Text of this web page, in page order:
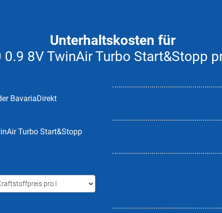
Unterhaltskosten für
0.9 8V TwinAir Turbo Start&Stopp
BavariaDirekt
Turbo Start&Stopp